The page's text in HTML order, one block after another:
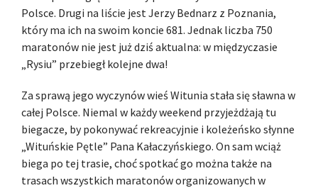
Polsce. Drugi na liście jest Jerzy Bednarz z Poznania,
który ma ich na swoim koncie 681. Jednak liczba 750
maratonów nie jest już dziś aktualna: w międzyczasie
„Rysiu” przebiegł kolejne dwa!
Za sprawą jego wyczynów wieś Witunia stała się sławna w
całej Polsce. Niemal w każdy weekend przyjeżdżają tu
biegacze, by pokonywać rekreacyjnie i koleżeńsko słynne
„Wituńskie Pętle” Pana Kałaczyńskiego. On sam wciąż
biega po tej trasie, choć spotkać go można także na
trasach wszystkich maratonów organizowanych w